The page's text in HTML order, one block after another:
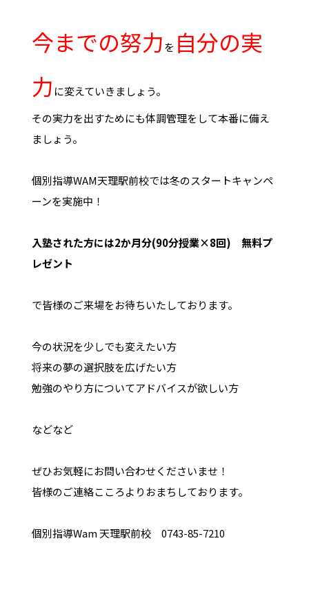
今までの努力を 自分の実
力 に変えていきましょう。
その実力を出すためにも体調管理をして本番に備え
ましょう。
個別指導WAM天理駅前校では冬のスタートキャンペ
ーンを実施中！
入塾された方には2か月分(90分授業×8回) 無料プ
レゼント
で皆様のご来場をお待ちいたしております。
今の状況を少しでも変えたい方
将来の夢の選択肢を広げたい方
勉強のやり方についてアドバイスが欲しい方
などなど
ぜひお気軽にお問い合わせくださいませ！
皆様のご連絡こころよりおまちしております。
個別指導Wam 天理駅前校 0743-85-7210